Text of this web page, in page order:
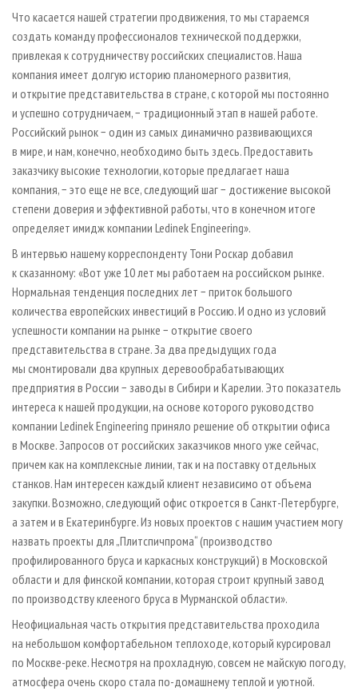
Что касается нашей стратегии продвижения, то мы стараемся
создать команду профессионалов технической поддержки,
привлекая к сотрудничеству российских специалистов. Наша
компания имеет долгую историю планомерного развития,
и открытие представительства в стране, с которой мы постоянно
и успешно сотрудничаем, − традиционный этап в нашей работе.
Российский рынок − один из самых динамично развивающихся
в мире, и нам, конечно, необходимо быть здесь. Предоставить
заказчику высокие технологии, которые предлагает наша
компания, − это еще не все, следующий шаг − достижение высокой
степени доверия и эффективной работы, что в конечном итоге
определяет имидж компании Ledinek Engineering».
В интервью нашему корреспонденту Тони Роскар добавил
к сказанному: «Вот уже 10 лет мы работаем на российском рынке.
Нормальная тенденция последних лет − приток большого
количества европейских инвестиций в Россию. И одно из условий
успешности компании на рынке − открытие своего
представительства в стране. За два предыдущих года
мы смонтировали два крупных деревообрабатывающих
предприятия в России − заводы в Сибири и Карелии. Это показатель
интереса к нашей продукции, на основе которого руководство
компании Ledinek Engineering приняло решение об открытии офиса
в Москве. Запросов от российских заказчиков много уже сейчас,
причем как на комплексные линии, так и на поставку отдельных
станков. Нам интересен каждый клиент независимо от объема
закупки. Возможно, следующий офис откроется в Санкт-Петербурге,
а затем и в Екатеринбурге. Из новых проектов с нашим участием могу
назвать проекты для „Плитспичпрома“ (производство
профилированного бруса и каркасных конструкций) в Московской
области и для финской компании, которая строит крупный завод
по производству клееного бруса в Мурманской области».
Неофициальная часть открытия представительства проходила
на небольшом комфортабельном теплоходе, который курсировал
по Москве-реке. Несмотря на прохладную, совсем не майскую погоду,
атмосфера очень скоро стала по-домашнему теплой и уютной.